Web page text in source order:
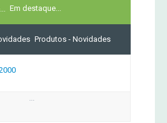
Em destaque...
Produtos - Novidades
...